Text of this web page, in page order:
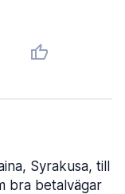
Syrakusa, till
bra betalvägar